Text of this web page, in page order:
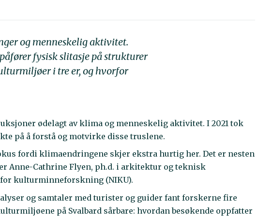
og menneskelig aktivitet.
fysisk slitasje på strukturer
i tre er, og hvorfor
ødelagt av klima og menneskelig aktivitet. I 2021 tok
på å forstå og motvirke disse truslene.
fordi klimaendringene skjer ekstra hurtig her. Det er nesten
Anne-Cathrine Flyen, ph.d. i arkitektur og teknisk
kulturminneforskning (NIKU).
og samtaler med turister og guider fant forskerne fire
på Svalbard sårbare: hvordan besøkende oppfatter